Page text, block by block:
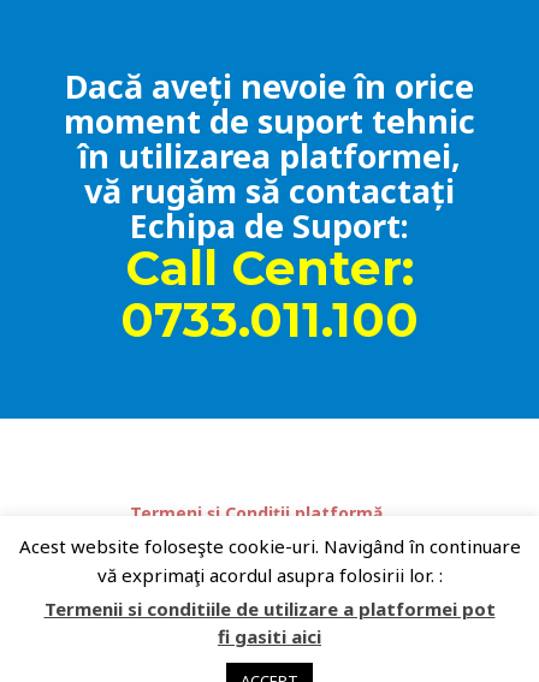
Dacă aveți nevoie în orice
moment de suport tehnic
în utilizarea platformei,
vă rugăm să contactați
Echipa de Suport:
Call Center:
0733.011.100
Termeni și Condiții platformă
Despre companie
Platforme partenere:
RoHealthReview.ro
Sanatatea.TV
Sănătatea Press Group
Acest website foloseşte cookie-uri. Navigând în continuare
vă exprimaţi acordul asupra folosirii lor. :
Termenii si conditiile de utilizare a platformei pot
fi gasiti aici